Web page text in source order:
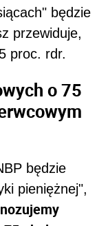
będzie
przewiduje,
proc. rdr.
o 75
będzie
pieniężnej",